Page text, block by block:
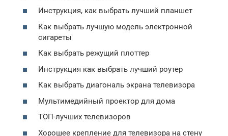
Инструкция, как выбрать лучший планшет
Как выбрать лучшую модель электронной
сигареты
Как выбрать режущий плоттер
Инструкция как выбрать лучший роутер
Как выбрать диагональ экрана телевизора
Мультимедийный проектор для дома
ТОП-лучших телевизоров
Хорошее крепление для телевизора на стену